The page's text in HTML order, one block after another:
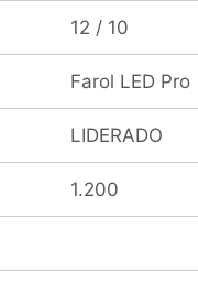
12 / 10
Farol LED Pro
LIDERADO
1.200